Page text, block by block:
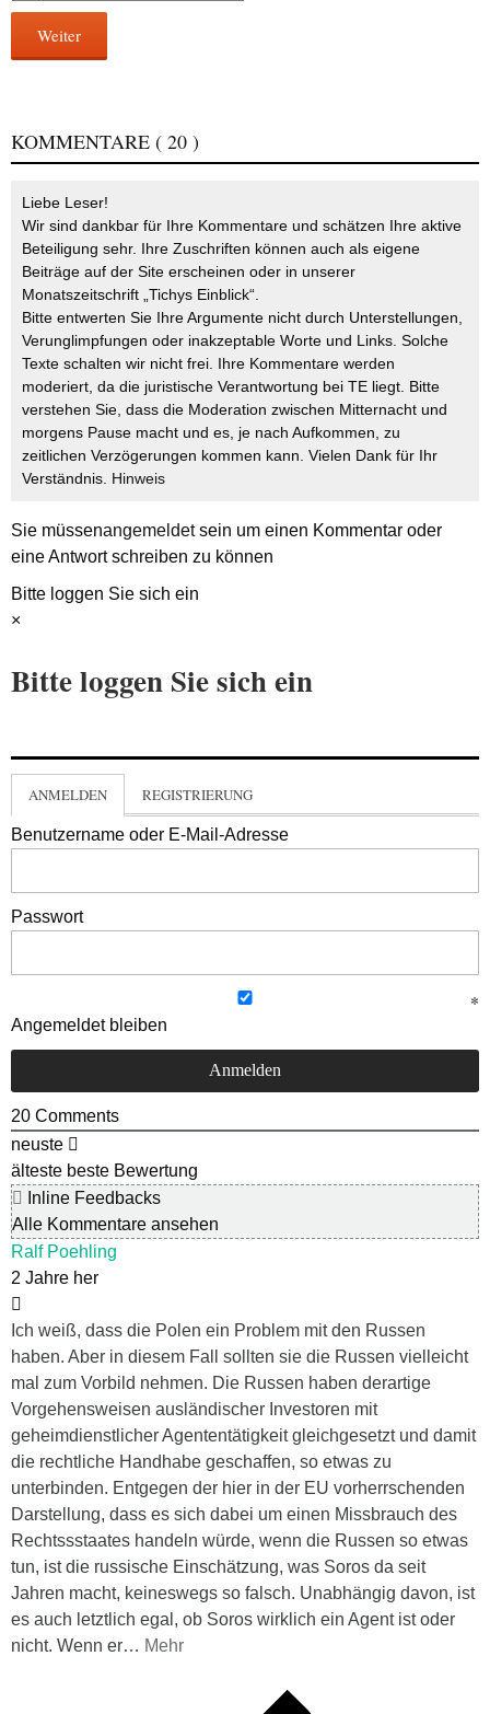
Weiter
KOMMENTARE ( 20 )
Liebe Leser!
Wir sind dankbar für Ihre Kommentare und schätzen Ihre aktive
Beteiligung sehr. Ihre Zuschriften können auch als eigene
Beiträge auf der Site erscheinen oder in unserer
Monatszeitschrift „Tichys Einblick“.
Bitte entwerten Sie Ihre Argumente nicht durch Unterstellungen,
Verunglimpfungen oder inakzeptable Worte und Links. Solche
Texte schalten wir nicht frei. Ihre Kommentare werden
moderiert, da die juristische Verantwortung bei TE liegt. Bitte
verstehen Sie, dass die Moderation zwischen Mitternacht und
morgens Pause macht und es, je nach Aufkommen, zu
zeitlichen Verzögerungen kommen kann. Vielen Dank für Ihr
Verständnis. Hinweis
Sie müssenangemeldetsein um einen Kommentar oder
eine Antwort schreiben zu können
Bitte loggen Sie sich ein
×
Bitte loggen Sie sich ein
ANMELDEN REGISTRIERUNG
Benutzername oder E-Mail-Adresse
Passwort
Angemeldet bleiben
20 Comments
neuste
älteste beste Bewertung
Inline Feedbacks
Alle Kommentare ansehen
Ralf Poehling
2 Jahre her
Ich weiß, dass die Polen ein Problem mit den Russen
haben. Aber in diesem Fall sollten sie die Russen vielleicht
mal zum Vorbild nehmen. Die Russen haben derartige
Vorgehensweisen ausländischer Investoren mit
geheimdienstlicher Agententätigkeit gleichgesetzt und damit
die rechtliche Handhabe geschaffen, so etwas zu
unterbinden. Entgegen der hier in der EU vorherrschenden
Darstellung, dass es sich dabei um einen Missbrauch des
Rechtssstaates handeln würde, wenn die Russen so etwas
tun, ist die russische Einschätzung, was Soros da seit
Jahren macht, keineswegs so falsch. Unabhängig davon, ist
es auch letztlich egal, ob Soros wirklich ein Agent ist oder
nicht. Wenn er… Mehr